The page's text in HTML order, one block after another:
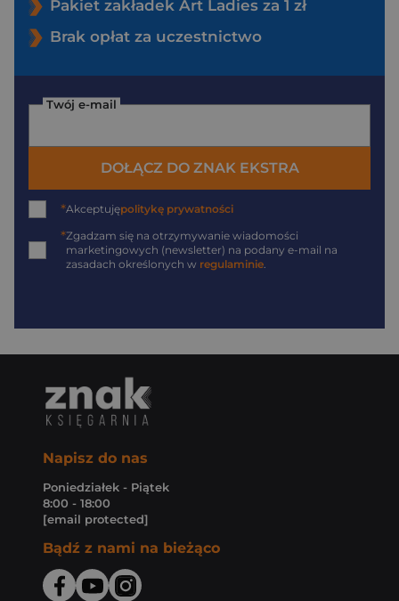
Pakiet zakładek Art Ladies za 1 zł
Brak opłat za uczestnictwo
Twój e-mail
DOŁĄCZ DO ZNAK EKSTRA
*Akceptujępolitykę prywatności
*Zgadzam się na otrzymywanie wiadomości
marketingowych (newsletter) na podany e-mail na
zasadach określonych w regulaminie.
Napisz do nas
Poniedziałek - Piątek
8:00 - 18:00
[email protected]
Bądź z nami na bieżąco